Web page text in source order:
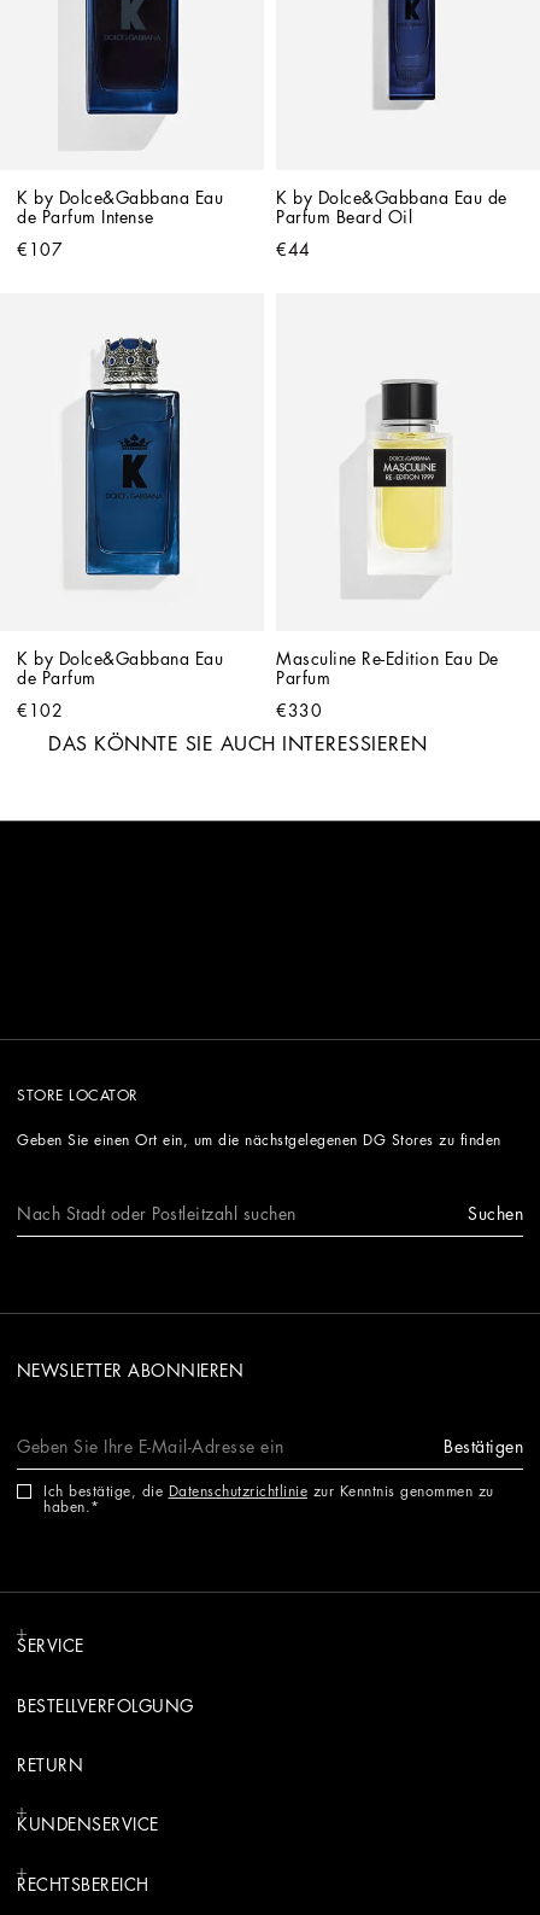
K by Dolce&Gabbana Eau
de Parfum Intense
€107
K by Dolce&Gabbana Eau de
Parfum Beard Oil
€44
K by Dolce&Gabbana Eau
de Parfum
€102
Masculine Re-Edition Eau De
Parfum
€330
DAS KÖNNTE SIE AUCH INTERESSIEREN
STORE LOCATOR
Geben Sie einen Ort ein, um die nächstgelegenen DG Stores zu finden
Suchen
NEWSLETTER ABONNIEREN
Bestätigen
Ich bestätige, die Datenschutzrichtlinie zur Kenntnis genommen zu
haben.
SERVICE
BESTELLVERFOLGUNG
RETURN
KUNDENSERVICE
RECHTSBEREICH